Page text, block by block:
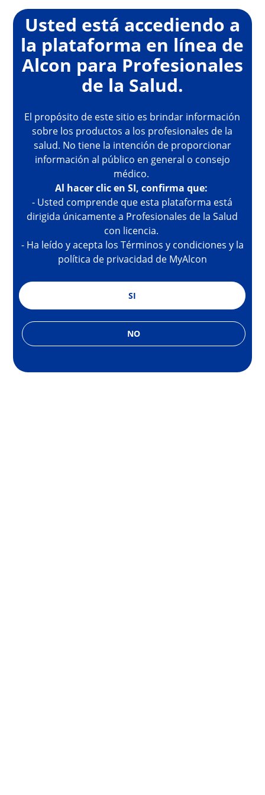
Usted está accediendo a
la plataforma en línea de
Alcon para Profesionales
de la Salud.
El propósito de este sitio es brindar información
sobre los productos a los profesionales de la
salud. No tiene la intención de proporcionar
información al público en general o consejo
médico.
Al hacer clic en SI, confirma que:
- Usted comprende que esta plataforma está
dirigida únicamente a Profesionales de la Salud
con licencia.
- Ha leído y acepta los Términos y condiciones y la
política de privacidad de MyAlcon
SI
NO